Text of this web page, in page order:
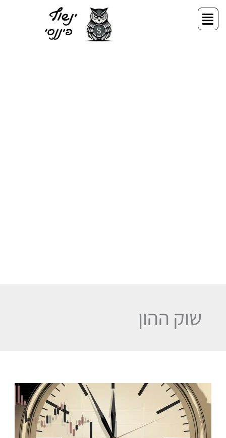
דילוג
לתוכןתפריט
שוק ההון